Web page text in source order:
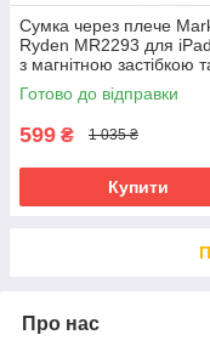
Сумка через плече
Ryden MR2293 для
з магнітною застібкою
захистом від вологи
Готово до відправки
599 ₴ 1 035 ₴
Купити
Про нас